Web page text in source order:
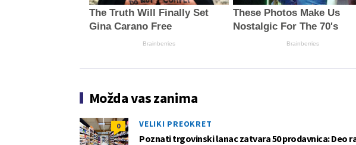
The Truth Will Finally Set
Gina Carano Free
Brainberries
These Photos Make Us
Nostalgic For The 70's
Brainberries
Možda vas zanima
0 VELIKI PREOKRET
Poznati trgovinski lanac zatvara 50 prodavnica: Deo